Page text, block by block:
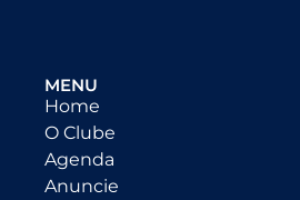
MENU
Home
O Clube
Agenda
Anuncie